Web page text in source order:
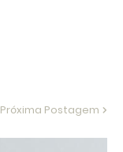
Próxima Postagem